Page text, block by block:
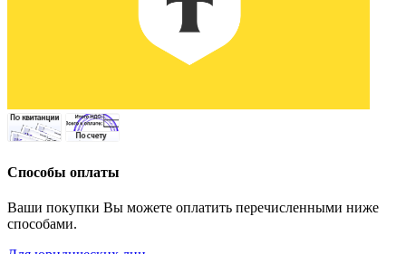
Способы оплаты
Ваши покупки Вы можете оплатить перечисленными ниже
способами.